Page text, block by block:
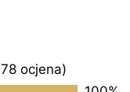
ocjena)